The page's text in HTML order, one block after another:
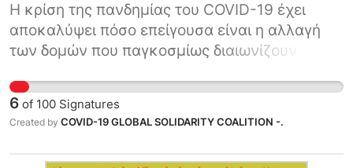
Η κρίση της πανδημίας του COVID-19 έχει
αποκαλύψει πόσο επείγουσα είναι η αλλαγή
των δομών που παγκοσμίως διαιωνίζουν την
6 of 100 Signatures
Created by COVID-19 GLOBAL SOLIDARITY COALITION -.